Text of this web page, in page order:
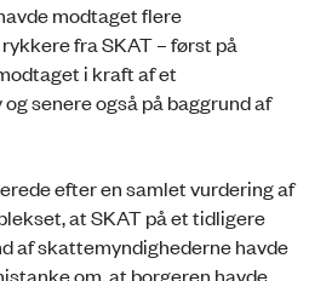
modtaget flere
fra SKAT – først på
i kraft af et
senere også på baggrund af
efter en samlet vurdering af
at SKAT på et tidligere
af skattemyndighederne havde
om, at borgeren havde